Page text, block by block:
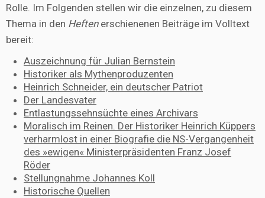
Rolle. Im Folgenden stellen wir die einzelnen, zu diesem
Thema in den Heftenerschienenen Beiträge im Volltext
bereit:
Auszeichnung für Julian Bernstein
Historiker als Mythenproduzenten
Heinrich Schneider, ein deutscher Patriot
Der Landesvater
Entlastungssehnsüchte eines Archivars
Moralisch im Reinen. Der Historiker Heinrich Küppers
verharmlost in einer Biografie die NS-Vergangenheit
des »ewigen« Ministerpräsidenten Franz Josef
Röder
Stellungnahme Johannes Koll
Historische Quellen